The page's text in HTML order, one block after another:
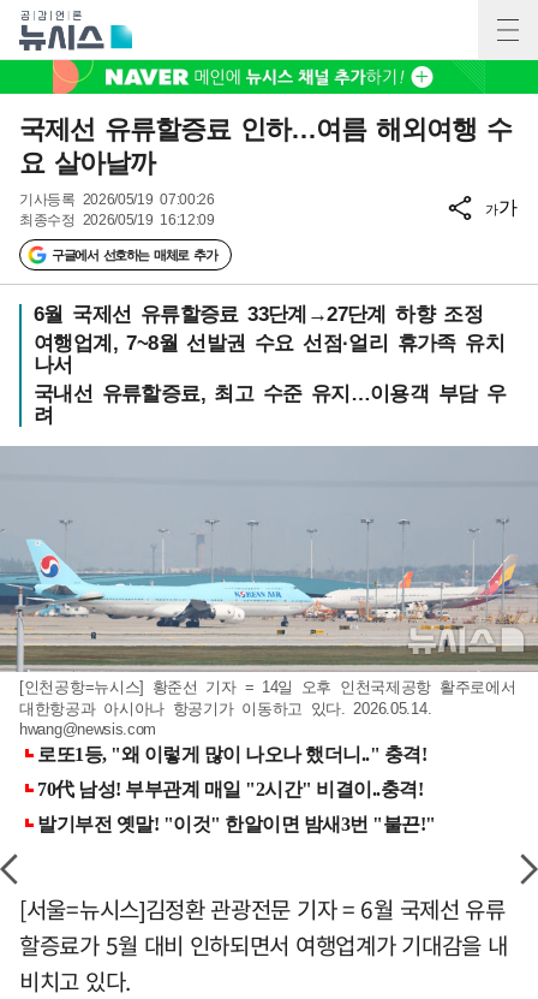
국제선 유류할증료 인하…여름 해외여행 수
요 살아날까
기사등록 2026/05/19 07:00:26
최종수정 2026/05/19 16:12:09
구글에서 선호하는 매체로 추가
가가
6월 국제선 유류할증료 33단계→27단계 하향 조정
여행업계, 7~8월 선발권 수요 선점·얼리 휴가족 유치
나서
국내선 유류할증료, 최고 수준 유지…이용객 부담 우
려
[인천공항=뉴시스] 황준선 기자 = 14일 오후 인천국제공항 활주로에서
대한항공과 아시아나 항공기가 이동하고 있다. 2026.05.14.
hwang@newsis.com
[서울=뉴시스]김정환 관광전문 기자 = 6월 국제선 유류
할증료가 5월 대비 인하되면서 여행업계가 기대감을 내
비치고 있다.